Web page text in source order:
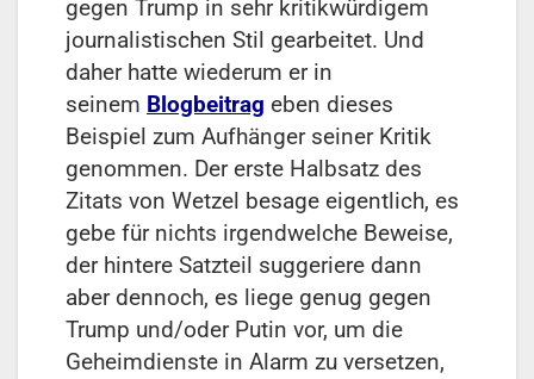
gegen Trump in sehr kritikwürdigem
journalistischen Stil gearbeitet. Und
daher hatte wiederum er in
seinem Blogbeitrag eben dieses
Beispiel zum Aufhänger seiner Kritik
genommen. Der erste Halbsatz des
Zitats von Wetzel besage eigentlich, es
gebe für nichts irgendwelche Beweise,
der hintere Satzteil suggeriere dann
aber dennoch, es liege genug gegen
Trump und/oder Putin vor, um die
Geheimdienste in Alarm zu versetzen,